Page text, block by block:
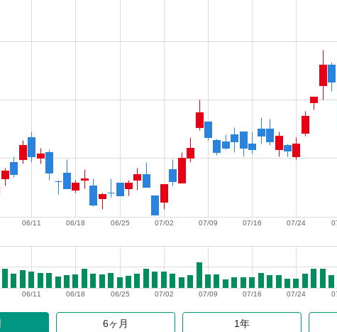
07/24
07/16
07/09
07/02
06/25
06/18
06/11
07/24
07/16
07/09
07/02
06/25
06/18
06/11
6ヶ月 1年